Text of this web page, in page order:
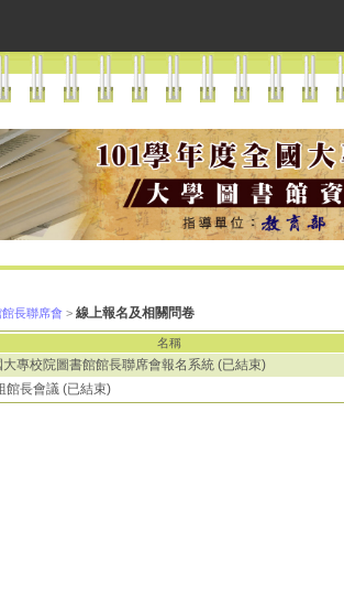
長聯席會 > 線上報名及相關問卷
名稱
專校院圖書館館長聯席會報名系統 (已結束)
館長會議 (已結束)